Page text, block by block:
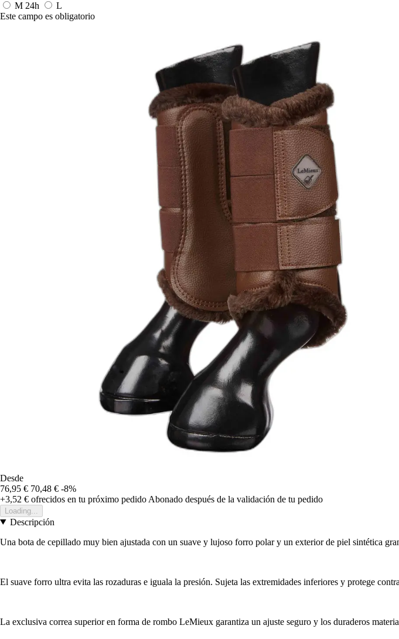
M 24h
L
Este campo es obligatorio
Desde
76,95 € 70,48 € -8%
+3,52 € ofrecidos en tu próximo pedido Abonado después de la validación de tu pedido
Loading...
Descripción
Una bota de cepillado muy bien ajustada con un suave y lujoso forro polar y un exterior de piel sintética
El suave forro ultra evita las rozaduras e iguala la presión. Sujeta las extremidades inferiores y protege
La exclusiva correa superior en forma de rombo LeMieux garantiza un ajuste seguro y los duraderos